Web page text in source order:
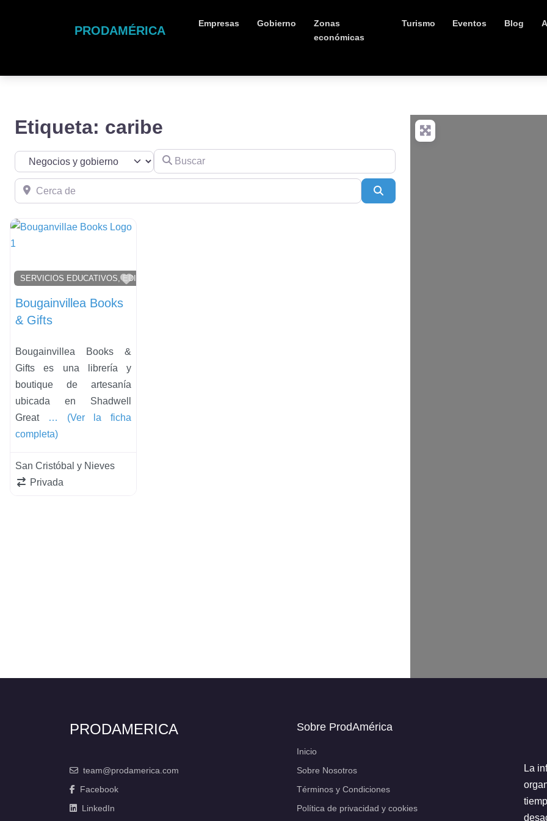
PRODAMÉRICA
Empresas Gobierno
Zonas
económicas
Turismo Eventos Blog
Etiqueta: caribe
Seleccionar el formulario de búsqueda
Buscar
Cerca de
SERVICIOS EDUCATIVOS, EDITORIAL Y LIBRERÍA
Favorito
Bougainvillea Books
& Gifts
Bougainvillea Books &
Gifts es una librería y
boutique de artesanía
ubicada en Shadwell
Great
… (Ver la ficha
completa)
San Cristóbal y Nieves
Privada
PRODAMERICA
team@prodamerica.com
Facebook
LinkedIn
Sobre ProdAmérica
Inicio
Sobre Nosotros
Términos y Condiciones
Política de privacidad y cookies
La